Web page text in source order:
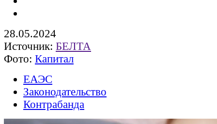
28.05.2024
Источник: БЕЛТА
Фото: Капитал
ЕАЭС
Законодательство
Контрабанда